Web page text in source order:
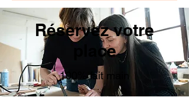
Réservez votre
place
100% fait main